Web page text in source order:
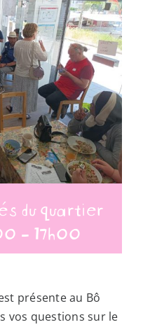
du quartier
- 17h00
présente au Bô
vos questions sur le